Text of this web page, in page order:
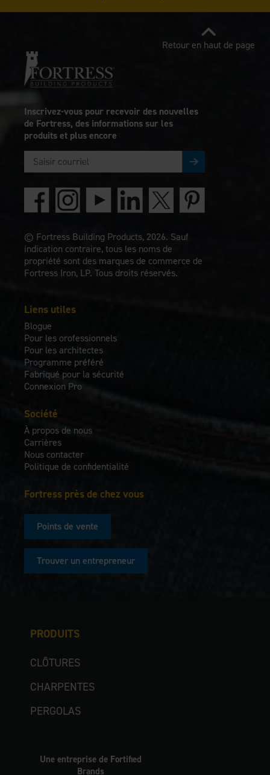
PRODUITS
CLÔTURES
CHARPENTES
PERGOLAS
Une entreprise de Fortified
Brands
Liens utiles
Blogue
Pour les orofessionnels
Pour les architectes
Programme préféré
Fabriqué pour la sécurité
Connexion Pro
Société
À propos de nous
Carrières
Nous contacter
Politique de confidentialité
Fortress près de chez vous
Points de vente
Trouver un entrepreneur
Inscrivez-vous pour recevoir des nouvelles
de Fortress, des informations sur les
produits et plus encore
© Fortress Building Products, 2026. Sauf
indication contraire, tous les noms de
propriété sont des marques de commerce de
Fortress Iron, LP. Tous droits réservés.
Retour en haut de page